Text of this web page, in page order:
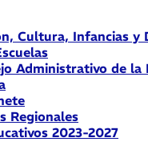
Cultura, Infancias y
Administrativo de la
Regionales
2023-2027